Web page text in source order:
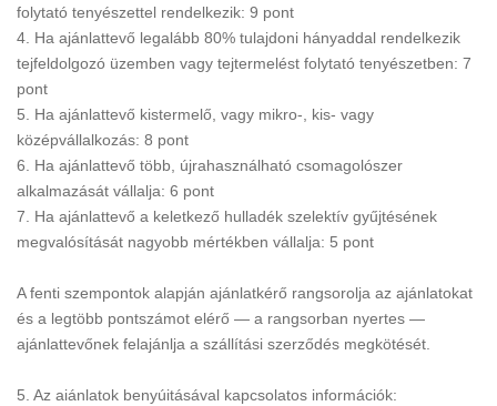
folytató tenyészettel rendelkezik: 9 pont
4. Ha ajánlattevő legalább 80% tulajdoni hányaddal rendelkezik
tejfeldolgozó üzemben vagy tejtermelést folytató tenyészetben: 7
pont
5. Ha ajánlattevő kistermelő, vagy mikro-, kis- vagy
középvállalkozás: 8 pont
6. Ha ajánlattevő több, újrahasználható csomagolószer
alkalmazását vállalja: 6 pont
7. Ha ajánlattevő a keletkező hulladék szelektív gyűjtésének
megvalósítását nagyobb mértékben vállalja: 5 pont
A fenti szempontok alapján ajánlatkérő rangsorolja az ajánlatokat
és a legtöbb pontszámot elérő — a rangsorban nyertes —
ajánlattevőnek felajánlja a szállítási szerződés megkötését.
5. Az aiánlatok benyúitásával kapcsolatos információk: